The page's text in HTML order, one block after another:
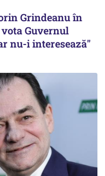
Grindeanu în
Guvernul
nu-i interesează"